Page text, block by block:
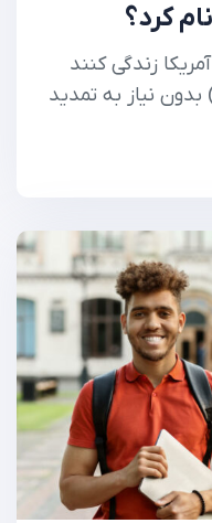
کرد؟
زندگی کنند
بدون نیاز به تمدید